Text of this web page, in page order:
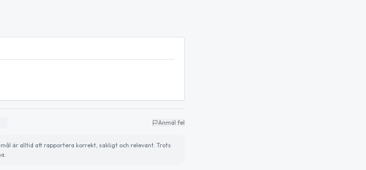
Anmäl fel
är alltid att rapportera korrekt, sakligt och relevant. Trots